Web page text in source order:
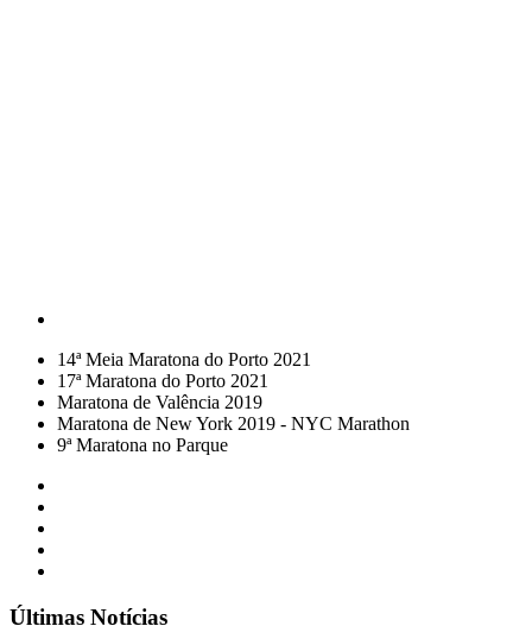
14ª Meia Maratona do Porto 2021
17ª Maratona do Porto 2021
Maratona de Valência 2019
Maratona de New York 2019 - NYC Marathon
9ª Maratona no Parque
Últimas Notícias